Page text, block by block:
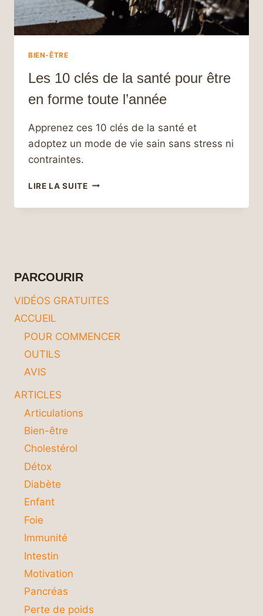
BIEN-ÊTRE
Les 10 clés de la santé pour être
en forme toute l’année
Apprenez ces 10 clés de la santé et
adoptez un mode de vie sain sans stress ni
contraintes.
LIRE LA SUITELES
CLÉS
TOUTE
PARCOURIR
VIDÉOS GRATUITES
ACCUEIL
POUR COMMENCER
OUTILS
AVIS
ARTICLES
Articulations
Bien-être
Cholestérol
Détox
Diabète
Enfant
Foie
Immunité
Intestin
Motivation
Pancréas
Perte de poids